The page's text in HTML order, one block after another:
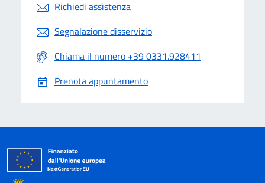
Richiedi assistenza
Segnalazione disservizio
Chiama il numero +39 0331.928411
Prenota appuntamento